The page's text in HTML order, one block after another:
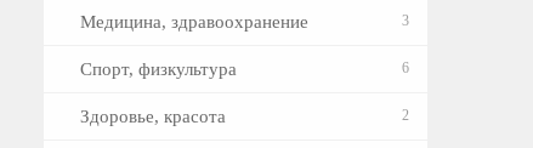
Медицина, здравоохранение 3
Спорт, физкультура 6
Здоровье, красота 2